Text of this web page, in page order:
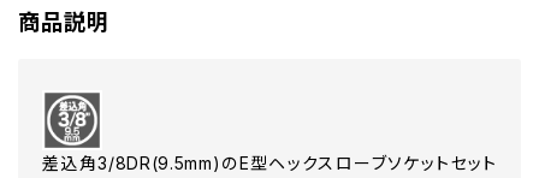
商品説明
差込角3/8DR(9.5mm)のE型ヘックスローブソケットセット